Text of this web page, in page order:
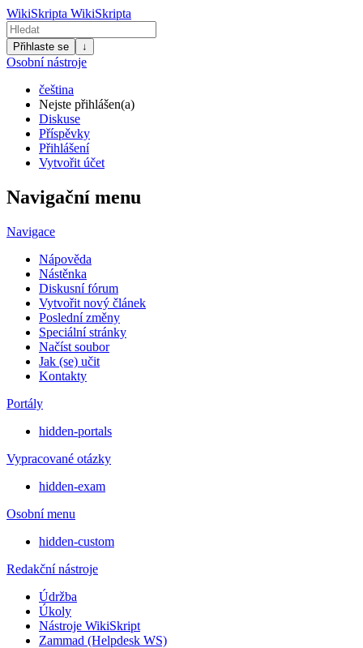
WikiSkripta WikiSkripta
Přihlaste se ↓
Osobní nástroje
čeština
Nejste přihlášen(a)
Diskuse
Příspěvky
Přihlášení
Vytvořit účet
Navigační menu
Navigace
Nápověda
Nástěnka
Diskusní fórum
Vytvořit nový článek
Poslední změny
Speciální stránky
Načíst soubor
Jak (se) učit
Kontakty
Portály
hidden-portals
Vypracované otázky
hidden-exam
Osobní menu
hidden-custom
Redakční nástroje
Údržba
Úkoly
Nástroje WikiSkript
Zammad (Helpdesk WS)